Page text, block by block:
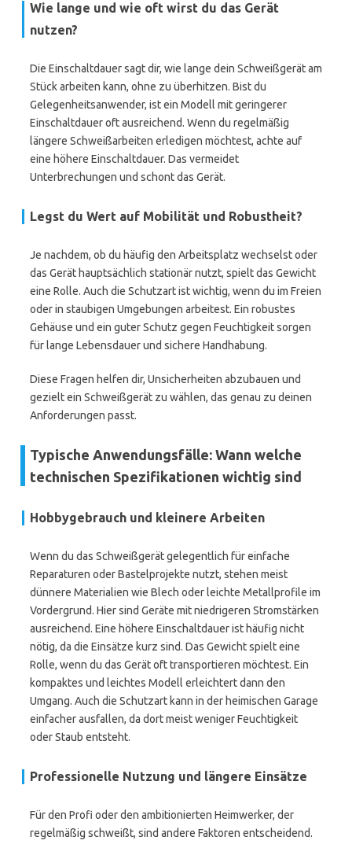
Wie lange und wie oft wirst du das Gerät
nutzen?
Die Einschaltdauer sagt dir, wie lange dein Schweißgerät am
Stück arbeiten kann, ohne zu überhitzen. Bist du
Gelegenheitsanwender, ist ein Modell mit geringerer
Einschaltdauer oft ausreichend. Wenn du regelmäßig
längere Schweißarbeiten erledigen möchtest, achte auf
eine höhere Einschaltdauer. Das vermeidet
Unterbrechungen und schont das Gerät.
Legst du Wert auf Mobilität und Robustheit?
Je nachdem, ob du häufig den Arbeitsplatz wechselst oder
das Gerät hauptsächlich stationär nutzt, spielt das Gewicht
eine Rolle. Auch die Schutzart ist wichtig, wenn du im Freien
oder in staubigen Umgebungen arbeitest. Ein robustes
Gehäuse und ein guter Schutz gegen Feuchtigkeit sorgen
für lange Lebensdauer und sichere Handhabung.
Diese Fragen helfen dir, Unsicherheiten abzubauen und
gezielt ein Schweißgerät zu wählen, das genau zu deinen
Anforderungen passt.
Typische Anwendungsfälle: Wann welche
technischen Spezifikationen wichtig sind
Hobbygebrauch und kleinere Arbeiten
Wenn du das Schweißgerät gelegentlich für einfache
Reparaturen oder Bastelprojekte nutzt, stehen meist
dünnere Materialien wie Blech oder leichte Metallprofile im
Vordergrund. Hier sind Geräte mit niedrigeren Stromstärken
ausreichend. Eine höhere Einschaltdauer ist häufig nicht
nötig, da die Einsätze kurz sind. Das Gewicht spielt eine
Rolle, wenn du das Gerät oft transportieren möchtest. Ein
kompaktes und leichtes Modell erleichtert dann den
Umgang. Auch die Schutzart kann in der heimischen Garage
einfacher ausfallen, da dort meist weniger Feuchtigkeit
oder Staub entsteht.
Professionelle Nutzung und längere Einsätze
Für den Profi oder den ambitionierten Heimwerker, der
regelmäßig schweißt, sind andere Faktoren entscheidend.